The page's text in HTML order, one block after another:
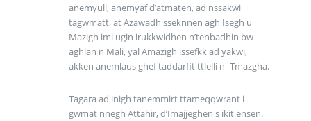
anemyull, anemyaf d’atmaten, ad nssakwi
tagwmatt, at Azawadh sseknnen agh Isegh u
Mazigh imi ugin irukkwidhen n’tenbadhin bw-
aghlan n Mali, yal Amazigh issefkk ad yakwi,
akken anemlaus ghef taddarfit ttlelli n- Tmazgha.
Tagara ad inigh tanemmirt ttameqqwrant i
gwmat nnegh Attahir, d’Imajjeghen s ikit ensen.